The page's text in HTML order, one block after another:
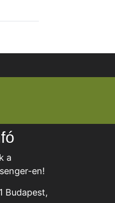
a
en!
Budapest,